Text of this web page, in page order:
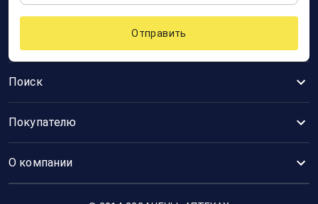
Поиск
Покупателю
О компании
Отправить